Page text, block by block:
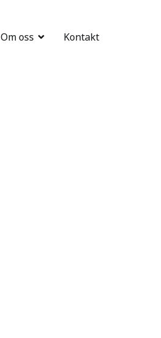
Om oss Kontakt